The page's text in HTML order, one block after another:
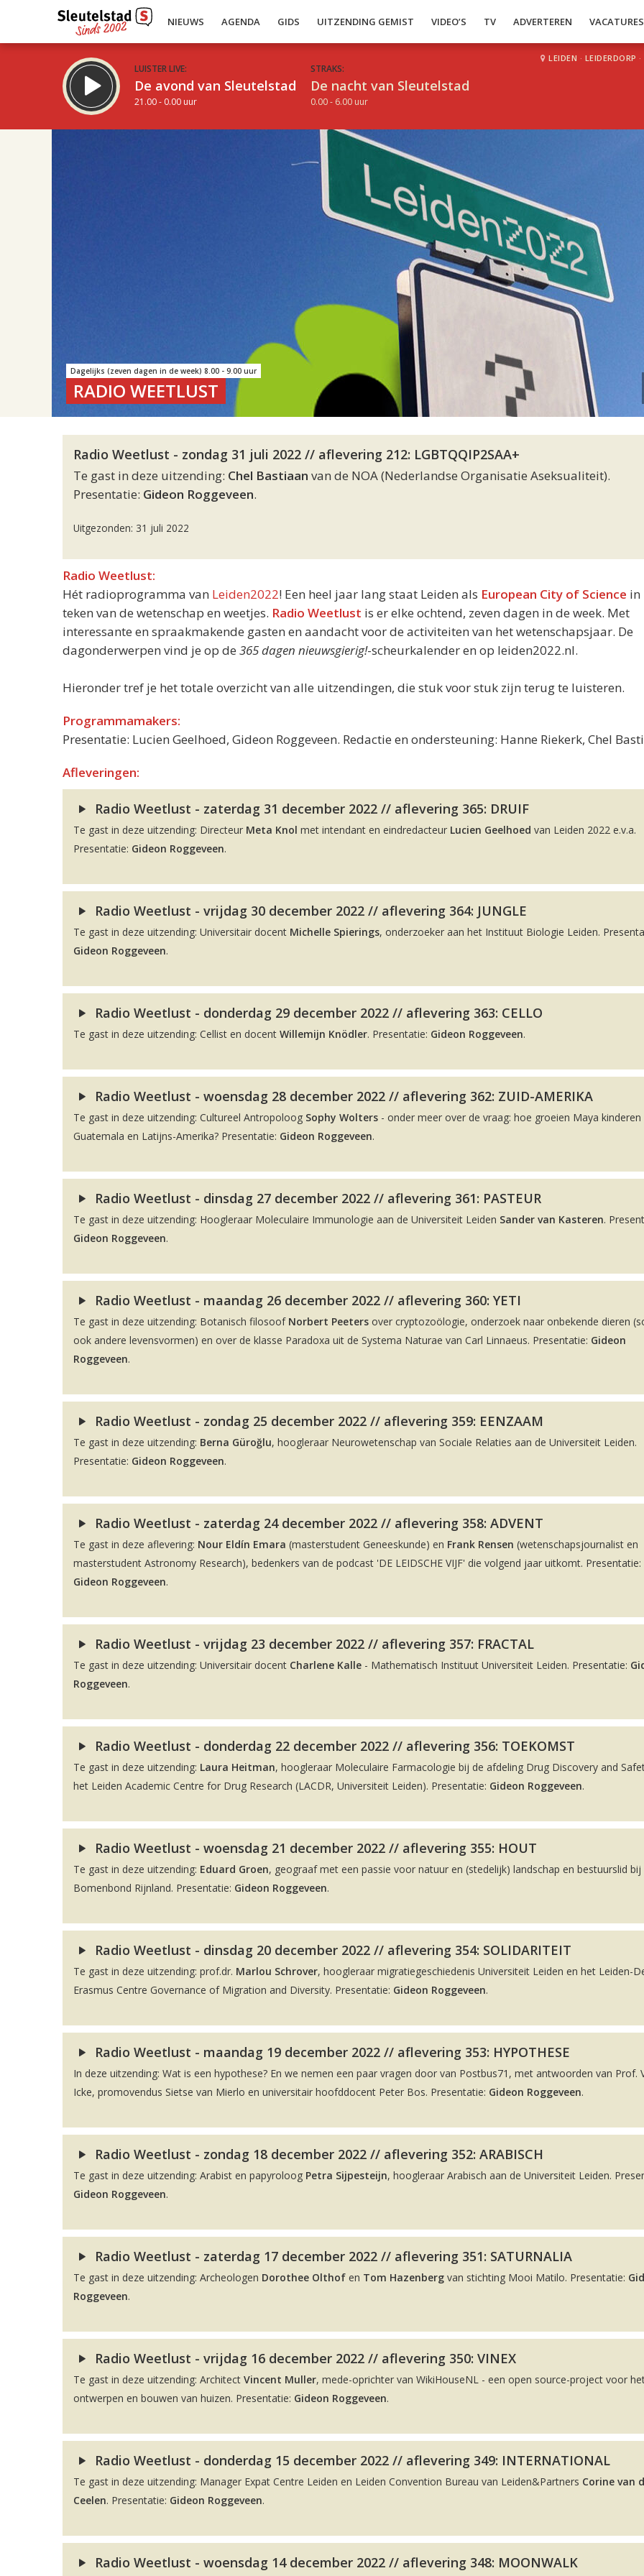
NIEUWS AGENDA GIDS UITZENDING GEMIST VIDEO’S TV ADVERTEREN VACATURES
LUISTER LIVE:
De avond van Sleutelstad
21.00 - 0.00 uur
STRAKS:
De nacht van Sleutelstad
0.00 - 6.00 uur
LEIDEN · LEIDERDORP ·
Dagelijks (zeven dagen in de week) 8.00 - 9.00 uur
RADIO WEETLUST
Radio Weetlust - zondag 31 juli 2022 // aflevering 212: LGBTQQIP2SAA+
Te gast in deze uitzending: Chel Bastiaan van de NOA (Nederlandse Organisatie Aseksualiteit).
Presentatie: Gideon Roggeveen.
Uitgezonden: 31 juli 2022
Radio Weetlust:
Hét radioprogramma van Leiden2022! Een heel jaar lang staat Leiden als European City of Science in
teken van de wetenschap en weetjes. Radio Weetlust is er elke ochtend, zeven dagen in de week. Met
interessante en spraakmakende gasten en aandacht voor de activiteiten van het wetenschapsjaar. De
dagonderwerpen vind je op de 365 dagen nieuwsgierig!-scheurkalender en op leiden2022.nl.
Hieronder tref je het totale overzicht van alle uitzendingen, die stuk voor stuk zijn terug te luisteren.
Programmamakers:
Presentatie: Lucien Geelhoed, Gideon Roggeveen. Redactie en ondersteuning: Hanne Riekerk, Chel
Afleveringen:
Radio Weetlust - zaterdag 31 december 2022 // aflevering 365: DRUIF
Te gast in deze uitzending: Directeur Meta Knol met intendant en eindredacteur Lucien Geelhoed van Leiden 2022 e.v.a.
Presentatie: Gideon Roggeveen.
Radio Weetlust - vrijdag 30 december 2022 // aflevering 364: JUNGLE
Te gast in deze uitzending: Universitair docent Michelle Spierings, onderzoeker aan het Instituut Biologie Leiden.
Gideon Roggeveen.
Radio Weetlust - donderdag 29 december 2022 // aflevering 363: CELLO
Te gast in deze uitzending: Cellist en docent Willemijn Knödler. Presentatie: Gideon Roggeveen.
Radio Weetlust - woensdag 28 december 2022 // aflevering 362: ZUID-AMERIKA
Te gast in deze uitzending: Cultureel Antropoloog Sophy Wolters - onder meer over de vraag: hoe groeien Maya
Guatemala en Latijns-Amerika? Presentatie: Gideon Roggeveen.
Radio Weetlust - dinsdag 27 december 2022 // aflevering 361: PASTEUR
Te gast in deze uitzending: Hoogleraar Moleculaire Immunologie aan de Universiteit Leiden Sander van Kasteren.
Gideon Roggeveen.
Radio Weetlust - maandag 26 december 2022 // aflevering 360: YETI
Te gast in deze uitzending: Botanisch filosoof Norbert Peeters over cryptozoölogie, onderzoek naar onbekende dieren
ook andere levensvormen) en over de klasse Paradoxa uit de Systema Naturae van Carl Linnaeus. Presentatie: Gideon
Roggeveen.
Radio Weetlust - zondag 25 december 2022 // aflevering 359: EENZAAM
Te gast in deze uitzending: Berna Güroğlu, hoogleraar Neurowetenschap van Sociale Relaties aan de Universiteit Leiden.
Presentatie: Gideon Roggeveen.
Radio Weetlust - zaterdag 24 december 2022 // aflevering 358: ADVENT
Te gast in deze aflevering: Nour Eldín Emara (masterstudent Geneeskunde) en Frank Rensen (wetenschapsjournalist en
masterstudent Astronomy Research), bedenkers van de podcast 'DE LEIDSCHE VIJF' die volgend jaar uitkomt. Presentatie:
Gideon Roggeveen.
Radio Weetlust - vrijdag 23 december 2022 // aflevering 357: FRACTAL
Te gast in deze uitzending: Universitair docent Charlene Kalle - Mathematisch Instituut Universiteit Leiden. Presentatie:
Roggeveen.
Radio Weetlust - donderdag 22 december 2022 // aflevering 356: TOEKOMST
Te gast in deze uitzending: Laura Heitman, hoogleraar Moleculaire Farmacologie bij de afdeling Drug Discovery and
het Leiden Academic Centre for Drug Research (LACDR, Universiteit Leiden). Presentatie: Gideon Roggeveen.
Radio Weetlust - woensdag 21 december 2022 // aflevering 355: HOUT
Te gast in deze uitzending: Eduard Groen, geograaf met een passie voor natuur en (stedelijk) landschap en bestuurslid bij
Bomenbond Rijnland. Presentatie: Gideon Roggeveen.
Radio Weetlust - dinsdag 20 december 2022 // aflevering 354: SOLIDARITEIT
Te gast in deze uitzending: prof.dr. Marlou Schrover, hoogleraar migratiegeschiedenis Universiteit Leiden en het Leiden-
Erasmus Centre Governance of Migration and Diversity. Presentatie: Gideon Roggeveen.
Radio Weetlust - maandag 19 december 2022 // aflevering 353: HYPOTHESE
In deze uitzending: Wat is een hypothese? En we nemen een paar vragen door van Postbus71, met antwoorden van Prof.
Icke, promovendus Sietse van Mierlo en universitair hoofddocent Peter Bos. Presentatie: Gideon Roggeveen.
Radio Weetlust - zondag 18 december 2022 // aflevering 352: ARABISCH
Te gast in deze uitzending: Arabist en papyroloog Petra Sijpesteijn, hoogleraar Arabisch aan de Universiteit Leiden.
Gideon Roggeveen.
Radio Weetlust - zaterdag 17 december 2022 // aflevering 351: SATURNALIA
Te gast in deze uitzending: Archeologen Dorothee Olthof en Tom Hazenberg van stichting Mooi Matilo. Presentatie:
Roggeveen.
Radio Weetlust - vrijdag 16 december 2022 // aflevering 350: VINEX
Te gast in deze uitzending: Architect Vincent Muller, mede-oprichter van WikiHouseNL - een open source-project voor
ontwerpen en bouwen van huizen. Presentatie: Gideon Roggeveen.
Radio Weetlust - donderdag 15 december 2022 // aflevering 349: INTERNATIONAL
Te gast in deze uitzending: Manager Expat Centre Leiden en Leiden Convention Bureau van Leiden&Partners Corine van
Ceelen. Presentatie: Gideon Roggeveen.
Radio Weetlust - woensdag 14 december 2022 // aflevering 348: MOONWALK